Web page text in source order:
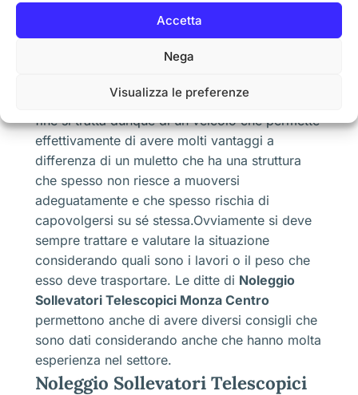
Accetta
Nega
Visualizza le preferenze
aumento delle merci che sono spostate in
questo modo, ecco che è diventato utile avere
Noleggio Sollevatori
spostamento, ma senza correre rischi gravi.Alla
fine si tratta dunque di un veicolo che permette
effettivamente di avere molti vantaggi a
differenza di un muletto che ha una struttura
che spesso non riesce a muoversi
adeguatamente e che spesso rischia di
capovolgersi su sé stessa.Ovviamente si deve
sempre trattare e valutare la situazione
considerando quali sono i lavori o il peso che
esso deve trasportare. Le ditte di Noleggio
Sollevatori Telescopici Monza Centro
permettono anche di avere diversi consigli che
sono dati considerando anche che hanno molta
esperienza nel settore.
Noleggio Sollevatori Telescopici